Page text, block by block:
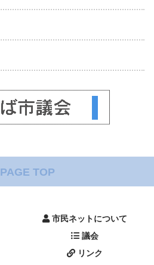
PAGE TOP
市民ネットについて
議会
リンク